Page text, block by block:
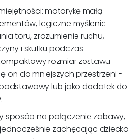
motorykę małą
logiczne myślenie
toru, zrozumienie ruchu,
i skutku podczas
rozmiar zestawu
on do mniejszych przestrzeni -
lub jako dodatek do
sposób na połączenie zabawy,
zachęcając dziecko